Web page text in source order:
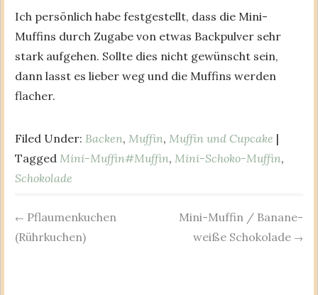
Ich persönlich habe festgestellt, dass die Mini-
Muffins durch Zugabe von etwas Backpulver sehr
stark aufgehen. Sollte dies nicht gewünscht sein,
dann lasst es lieber weg und die Muffins werden
flacher.
Filed Under: Backen, Muffin, Muffin und Cupcake |
Tagged Mini-Muffin#Muffin, Mini-Schoko-Muffin,
Schokolade
Post
← Pflaumenkuchen
(Rührkuchen)
Mini-Muffin / Banane-
weiße Schokolade →